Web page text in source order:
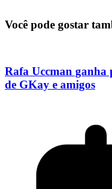
Você pode gostar
Rafa Uccman ganha
de GKay e amigos